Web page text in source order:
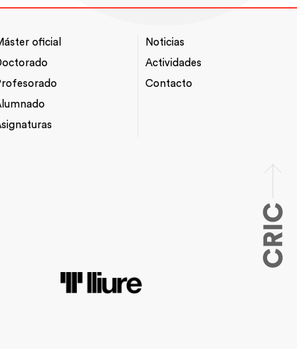
oficial
*TOP
MENU
Noticias
Actividades
Contacto